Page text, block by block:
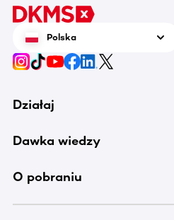
Polska
Działaj
Dawka wiedzy
O pobraniu